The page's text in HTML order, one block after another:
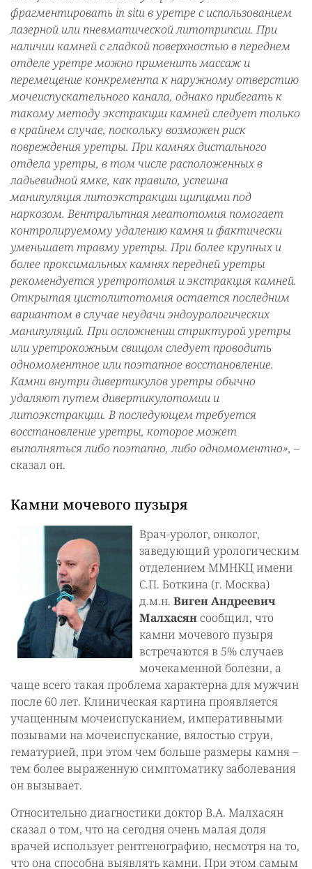
фрагментировать in situ в уретре с использованием
лазерной или пневматической литотрипсии. При
наличии камней с гладкой поверхностью в переднем
отделе уретре можно применить массаж и
перемещение конкремента к наружному отверстию
мочеиспускательного канала, однако прибегать к
такому методу экстракции камней следует только
в крайнем случае, поскольку возможен риск
повреждения уретры. При камнях дистального
отдела уретры, в том числе расположенных в
ладьевидной ямке, как правило, успешна
манипуляция литоэкстракции щипцами под
наркозом. Вентральтная меатотомия помогает
контролируемому удалению камня и фактически
уменьшает травму уретры. При более крупных и
более проксимальных камнях передней уретры
рекомендуется уретротомия и экстракция камней.
Открытая цистолитотомия остается последним
вариантом в случае неудачи эндоурологических
манипуляций. При осложнении стриктурой уретры
или уретрокожным свищом следует проводить
одномоментное или поэтапное восстановление.
Камни внутри дивертикулов уретры обычно
удаляют путем дивертикулотомии и
литоэкстракции. В последующем требуется
восстановление уретры, которое может
выполняться либо поэтапно, либо одномоментно», –
сказал он.
Камни мочевого пузыря
Врач-уролог, онколог,
заведующий урологическим
отделением ММНКЦ имени
С.П. Боткина (г. Москва)
д.м.н.Виген Андреевич
Малхасянсообщил, что
камни мочевого пузыря
встречаются в 5% случаев
мочекаменной болезни, а
чаще всего такая проблема характерна для мужчин
после 60 лет. Клиническая картина проявляется
учащенным мочеиспусканием, императивными
позывами на мочеиспускание, вялостью струи,
гематурией, при этом чем больше размеры камня –
тем более выраженную симптоматику заболевания
он вызывает.
Относительно диагностики доктор В.А. Малхасян
сказал о том, что на сегодня очень малая доля
врачей использует рентгенографию, несмотря на то,
что она способна выявлять камни. При этом самым